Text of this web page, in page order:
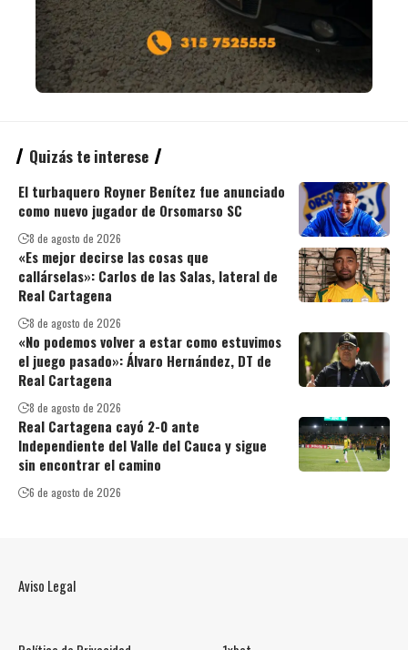
Quizás te interese
El turbaquero Royner Benítez fue anunciado
como nuevo jugador de Orsomarso SC
8 de agosto de 2026
«Es mejor decirse las cosas que
callárselas»: Carlos de las Salas, lateral de
Real Cartagena
8 de agosto de 2026
«No podemos volver a estar como estuvimos
el juego pasado»: Álvaro Hernández, DT de
Real Cartagena
8 de agosto de 2026
Real Cartagena cayó 2-0 ante
Independiente del Valle del Cauca y sigue
sin encontrar el camino
6 de agosto de 2026
Aviso Legal